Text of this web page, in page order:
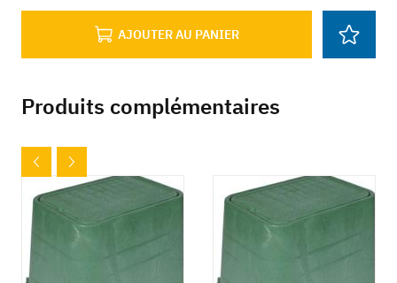
AJOUTER AU PANIER
Produits complémentaires